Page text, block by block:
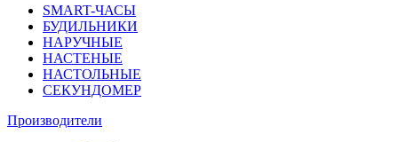
SMART-ЧАСЫ
БУДИЛЬНИКИ
НАРУЧНЫЕ
НАСТЕНЫЕ
НАСТОЛЬНЫЕ
СЕКУНДОМЕР
Производители